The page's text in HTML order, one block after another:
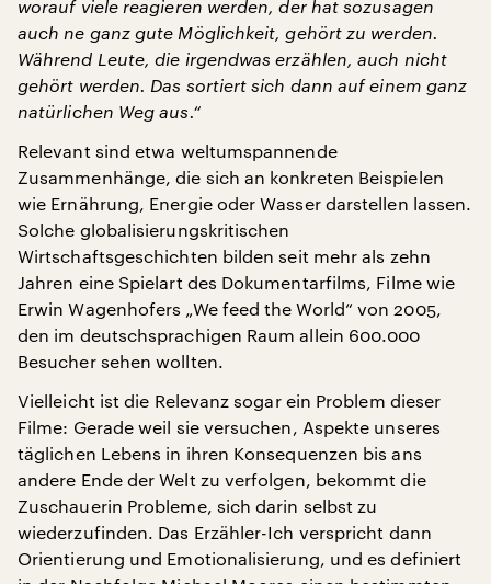
worauf viele reagieren werden, der hat sozusagen
auch ne ganz gute Möglichkeit, gehört zu werden.
Während Leute, die irgendwas erzählen, auch nicht
gehört werden. Das sortiert sich dann auf einem ganz
natürlichen Weg aus.“
Relevant sind etwa weltumspannende
Zusammenhänge, die sich an konkreten Beispielen
wie Ernährung, Energie oder Wasser darstellen lassen.
Solche globalisierungskritischen
Wirtschaftsgeschichten bilden seit mehr als zehn
Jahren eine Spielart des Dokumentarfilms, Filme wie
Erwin Wagenhofers „We feed the World“ von 2005,
den im deutschsprachigen Raum allein 600.000
Besucher sehen wollten.
Vielleicht ist die Relevanz sogar ein Problem dieser
Filme: Gerade weil sie versuchen, Aspekte unseres
täglichen Lebens in ihren Konsequenzen bis ans
andere Ende der Welt zu verfolgen, bekommt die
Zuschauerin Probleme, sich darin selbst zu
wiederzufinden. Das Erzähler-Ich verspricht dann
Orientierung und Emotionalisierung, und es definiert